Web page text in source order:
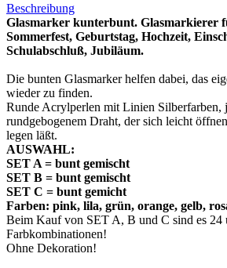
Beschreibung
Glasmarker kunterbunt. Glasmarkierer
Sommerfest, Geburtstag, Hochzeit,
Schulabschluß, Jubiläum.
Die bunten Glasmarker helfen dabei, das
wieder zu finden.
Runde Acrylperlen mit Linien Silberfarben,
rundgebogenem Draht, der sich leicht
legen läßt.
AUSWAHL:
SET A = bunt gemischt
SET B = bunt gemischt
SET C = bunt gemicht
Farben: pink, lila, grün, orange, gelb,
Beim Kauf von SET A, B und C sind es 24
Farbkombinationen!
Ohne Dekoration!